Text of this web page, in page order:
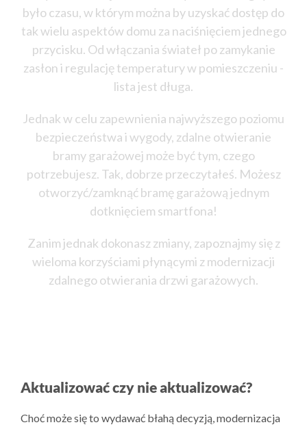
było czasu, w którym można by uzyskać dostęp do
tak wielu aspektów domu za naciśnięciem jednego
przycisku. Od włączania świateł po zamykanie
zasłon i regulację temperatury w pomieszczeniu -
lista jest długa.
Jednak w celu zapewnienia najwyższego poziomu
bezpieczeństwa i wygody, zdalne otwieranie
bramy garażowej może być tym, czego
potrzebujesz. Tak, dobrze przeczytałeś. Możesz
otworzyć/zamknąć bramę garażową jednym
dotknięciem smartfona!
Zanim jednak dokonasz zmiany, zapoznajmy się z
wieloma korzyściami płynącymi z modernizacji
zdalnego otwierania drzwi garażowych.
Aktualizować czy nie aktualizować?
Choć może się to wydawać błahą decyzją, modernizacja